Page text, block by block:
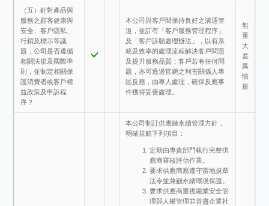
（五）針對產品與
服務之顧客健康與
安全、客戶隱私、
行銷及標示等議
題，公司是否遵循
相關法規及國際準
則，並制定相關保
護消費者或客戶權
益政策及申訴程
序？
本公司與客戶間保持良好之溝通管
道，並訂有「客戶服務管理程序」
及「客戶訴願處理辦法」，以有系
統及效率的處理流程解決客戶問題
及提升服務品質；客戶若有任何問
題，亦可透過官網之利害關係人專
區反應，由專人處理，確保反應事
件獲得妥善處理。
無
重
大
差
異
情
形
本公司制訂供應鏈永續管理方針，
明確規範下列項目：
定期由專責部門執行完整供
應商審核評估作業。
要求供應商應遵守當地規章
法令並兼顧永續環境保護。
要求供應商重視職業安全管
理與人權管理並善盡企業社